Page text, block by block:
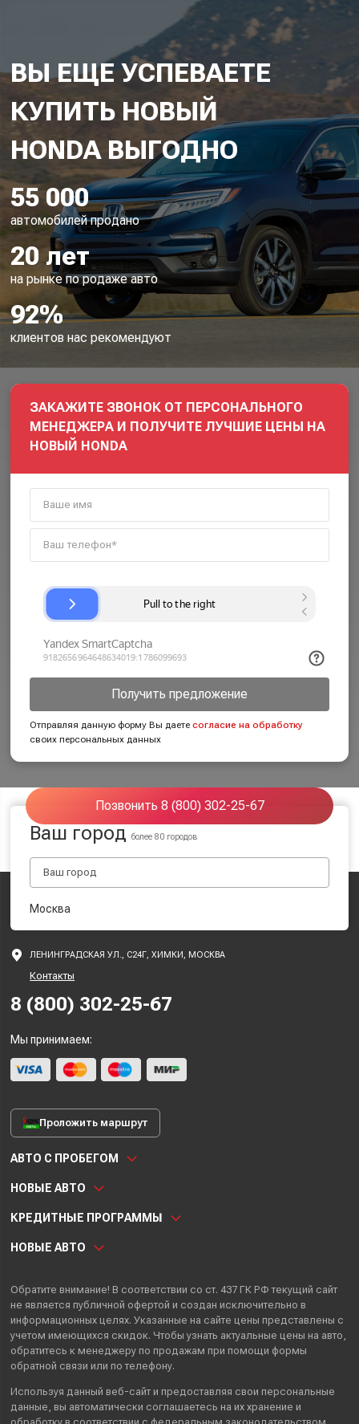
ЗАКАЖИТЕ ЗВОНОК ОТ ПЕРСОНАЛЬНОГО
МЕНЕДЖЕРА И ПОЛУЧИТЕ ЛУЧШИЕ ЦЕНЫ НА
НОВЫЙ HONDA
Получить предложение
Отправляя данную форму Вы даетесогласие на обработку
своих персональных данных
ВЫ ЕЩЕ УСПЕВАЕТЕ
КУПИТЬ НОВЫЙ
55 000
автомобилей продано
20 лет
на рынке по родаже авто
92%
клиентов нас рекомендуют
Позвонить 8 (800) 302-25-67
Ваш городболее 80 городов
Москва
ЛЕНИНГРАДСКАЯ УЛ., С24Г, ХИМКИ, МОСКВА
Контакты
8 (800) 302-25-67
Мы принимаем:
Проложить маршрут
АВТО С ПРОБЕГОМ
НОВЫЕ АВТО
КРЕДИТНЫЕ ПРОГРАММЫ
НОВЫЕ АВТО
Обратите внимание! В соответствии со ст. 437 ГК РФ текущий сайт
не является публичной офертой и создан исключительно в
информационных целях. Указанные на сайте цены представлены с
учетом имеющихся скидок. Чтобы узнать актуальные цены на авто,
обратитесь к менеджеру по продажам при помощи формы
обратной связи или по телефону.
Используя данный веб-сайт и предоставляя свои персональные
данные , вы автоматически соглашаетесь на их хранение и